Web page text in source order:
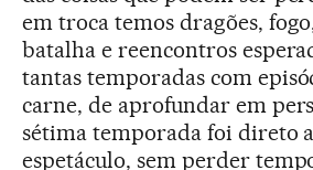
em troca temos dragões,
batalha e reencontros
tantas temporadas com
carne, de aprofundar em
sétima temporada foi direto
espetáculo, sem perder